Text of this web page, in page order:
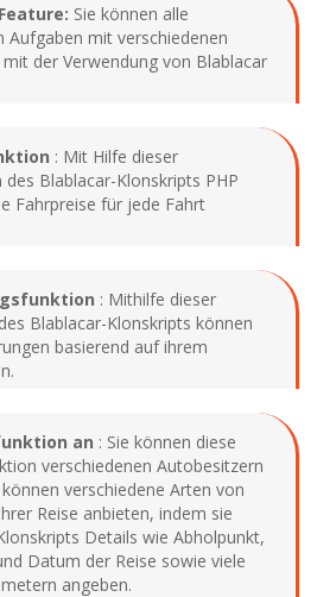
Sie können alle
Aufgaben mit verschiedenen
der Verwendung von Blablacar
: Mit Hilfe dieser
Blablacar-Klonskripts PHP
Fahrpreise für jede Fahrt
: Mithilfe dieser
Blablacar-Klonskripts können
basierend auf ihrem
an : Sie können diese
verschiedenen Autobesitzern
verschiedene Arten von
Reise anbieten, indem sie
Details wie Abholpunkt,
Datum der Reise sowie viele
angeben.